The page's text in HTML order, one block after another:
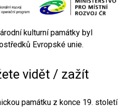
kulturní památky byl
Evropské unie.
vidět / zažít
památku z konce 19. století